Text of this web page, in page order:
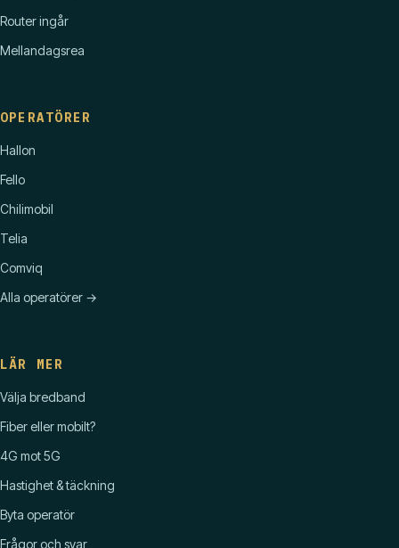
Router ingår
Mellandagsrea
OPERATÖRER
Hallon
Fello
Chilimobil
Telia
Comviq
Alla operatörer →
LÄR MER
Välja bredband
Fiber eller mobilt?
4G mot 5G
Hastighet & täckning
Byta operatör
Frågor och svar